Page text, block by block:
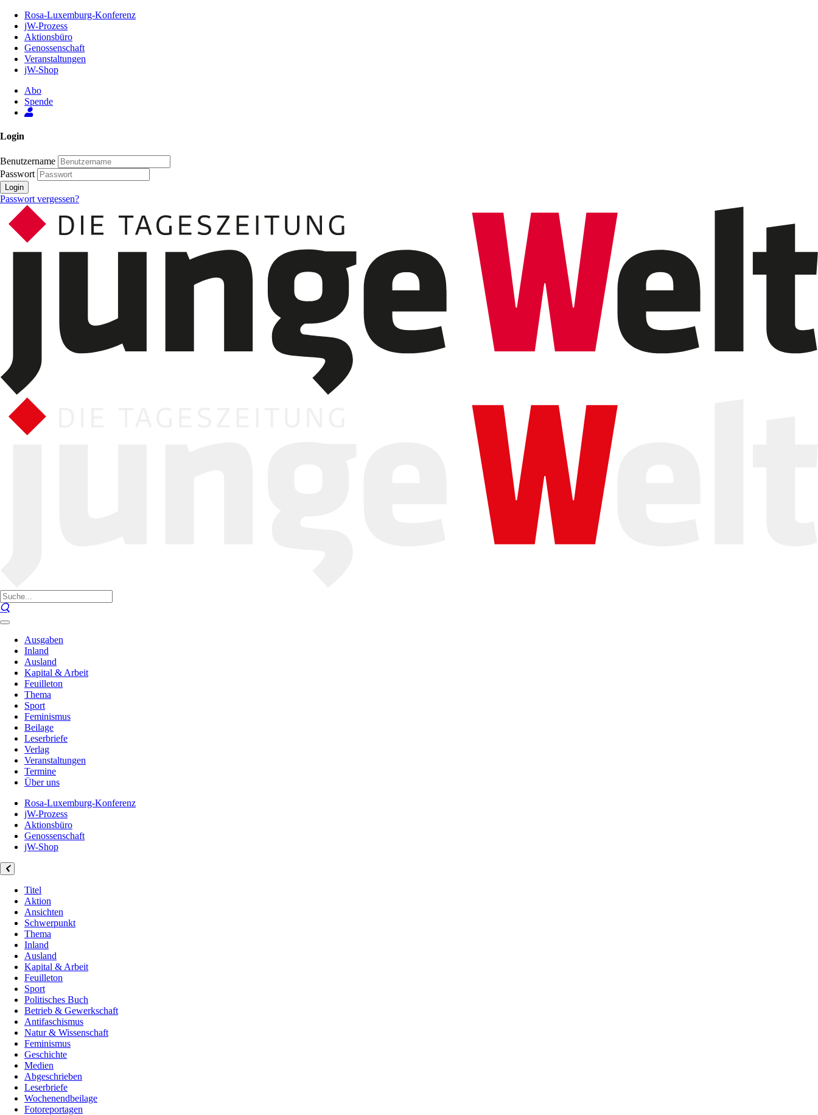
Inhalt
Seite
Rosa-Luxemburg-Konferenz
jW-Prozess
Aktionsbüro
Genossenschaft
Veranstaltungen
jW-Shop
Abo
Spende
Login
Benutzername
Passwort
Login
Passwort vergessen?
Ausgaben
Inland
Ausland
Kapital & Arbeit
Feuilleton
Thema
Sport
Feminismus
Beilage
Leserbriefe
Verlag
Veranstaltungen
Termine
Über uns
Rosa-Luxemburg-Konferenz
jW-Prozess
Aktionsbüro
Genossenschaft
jW-Shop
Titel
Aktion
Ansichten
Schwerpunkt
Thema
Inland
Ausland
Kapital & Arbeit
Feuilleton
Sport
Politisches Buch
Betrieb & Gewerkschaft
Antifaschismus
Natur & Wissenschaft
Feminismus
Geschichte
Medien
Abgeschrieben
Leserbriefe
Wochenendbeilage
Fotoreportagen